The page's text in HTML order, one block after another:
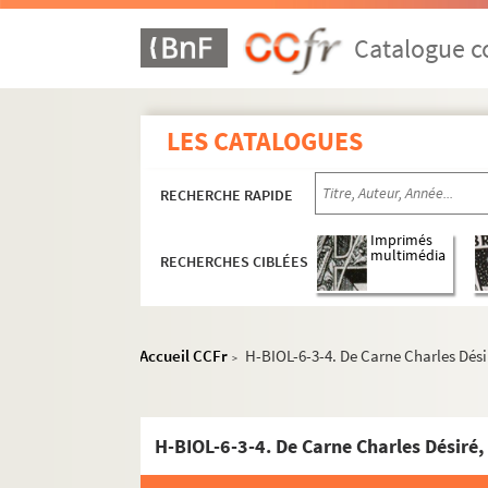
Catalogue
LES CATALOGUES
RECHERCHE RAPIDE
RECHERCHES CIBLÉES
Imprimés
multimédia
Accueil CCFr > H-BIOL-6-3-4. De Carne Charles
H-BIOL-6-3-4. De Carne Charles